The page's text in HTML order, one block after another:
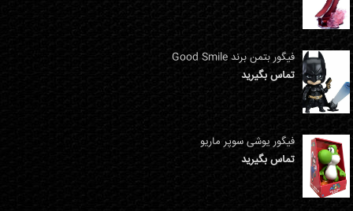
فیگور بتمن برند Good Smile
تماس بگیرید
فیگور یوشی سوپر ماریو
تماس بگیرید